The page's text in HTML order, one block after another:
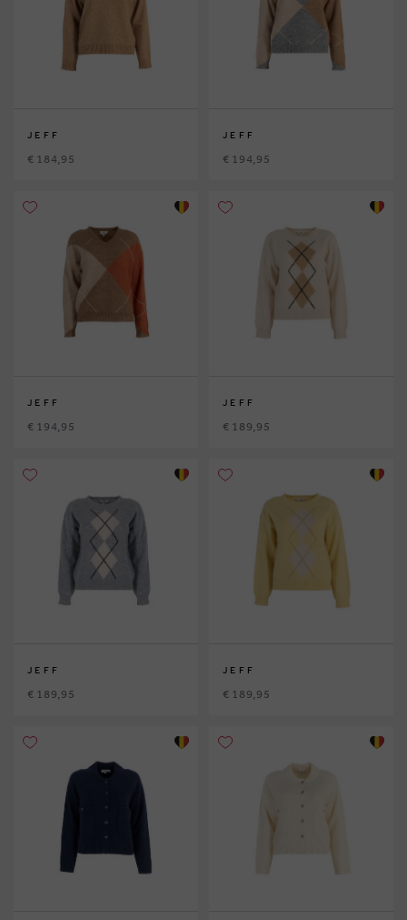
JEFF
€ 184,95
JEFF
€ 194,95
JEFF
€ 194,95
JEFF
€ 189,95
JEFF
€ 189,95
JEFF
€ 189,95